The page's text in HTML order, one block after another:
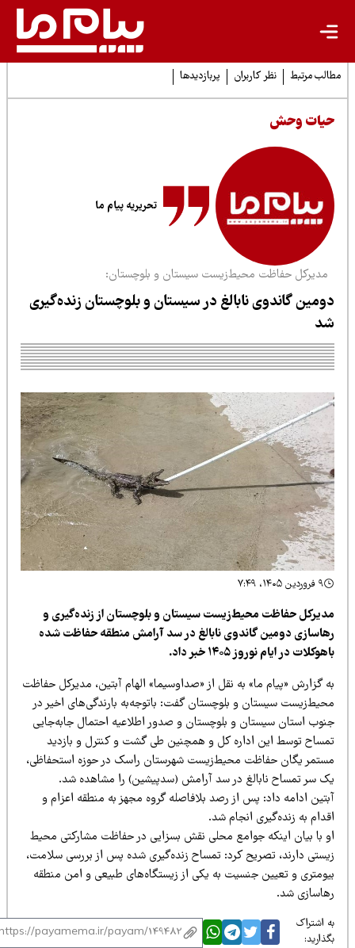
مرتبط نظر کاربران پربازدیدها
وحش
تحریریه پیام ما
حفاظت محیط‌زیست سیستان و بلوچستان:
گاندوی نابالغ در سیستان و بلوچستان زنده‌گیری
حفاظت محیط‌زیست سیستان و بلوچستان از زنده‌گیری و
دومین گاندوی نابالغ در سد آرامش منطقه حفاظت شده
در ایام نوروز ۱۴۰۵ خبر داد.
گزارش «پیام ما» به نقل از «صداوسیما» الهام آبتین، مدیرکل حفاظت
سیستان و بلوچستان گفت: باتوجه‌به بارندگی‌های اخیر در
استان سیستان و بلوچستان و صدور اطلاعیه احتمال جابه‌جایی
توسط این اداره کل و همچنین طی گشت و کنترل و بازدید
یگان حفاظت محیط‌زیست شهرستان راسک در حوزه استحفاظی،
سر تمساح نابالغ در سد آرامش (سدپیشین) را مشاهده شد.
ادامه داد: پس از رصد بلافاصله گروه مجهز به منطقه اعزام و
به زنده‌گیری انجام شد.
با بیان اینکه جوامع محلی نقش بسزایی در حفاظت مشارکتی محیط
دارند، تصریح کرد: تمساح زنده‌گیری شده پس از بررسی سلامت،
و تعیین جنسیت به یکی از زیستگاه‌های طبیعی و امن منطقه
شد.
اشتراک